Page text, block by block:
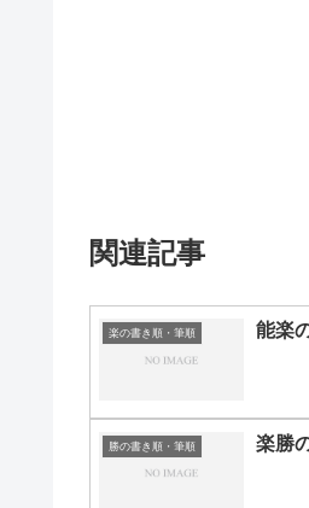
関連記事
楽の書き順・筆順 能楽
勝の書き順・筆順 楽勝